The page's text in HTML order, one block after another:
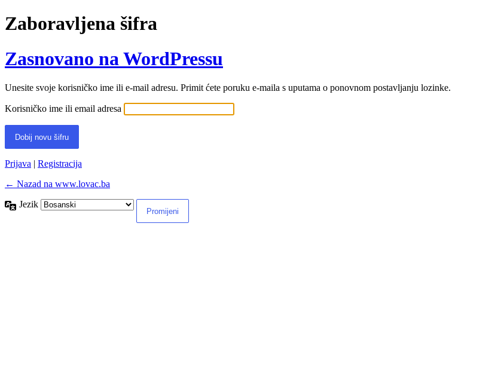
Zaboravljena šifra
Zasnovano na WordPressu
Unesite svoje korisničko ime ili e-mail adresu. Primit ćete poruku e-maila s uputama o ponovnom postavljanju lozinke.
Korisničko ime ili email adresa
Prijava | Registracija
← Nazad na www.lovac.ba
Jezik